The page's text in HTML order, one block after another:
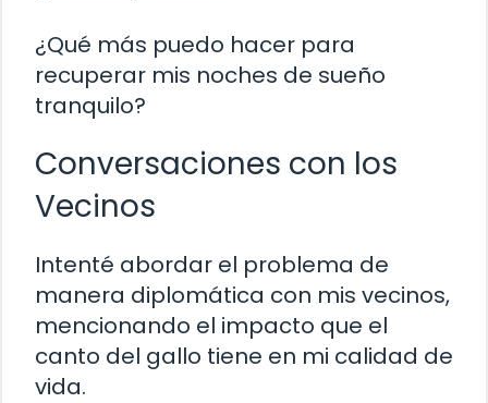
¿Qué más puedo hacer para
recuperar mis noches de sueño
tranquilo?
Conversaciones con los
Vecinos
Intenté abordar el problema de
manera diplomática con mis vecinos,
mencionando el impacto que el
canto del gallo tiene en mi calidad de
vida.